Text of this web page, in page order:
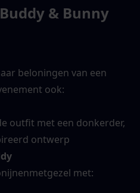
& Bunny
beloningen van een
ook:
outfit met een donkerder,
ontwerp
met: